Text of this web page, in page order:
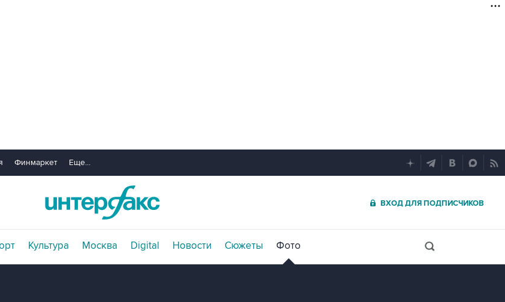
Финмаркет Еще...
ВХОД ДЛЯ ПОДПИСЧИКОВ
Культура Москва Digital Новости Сюжеты Фото